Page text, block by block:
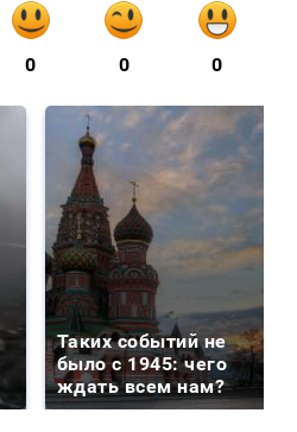
0 0 0
Таких событий не
было с 1945: чего
ждать всем нам?